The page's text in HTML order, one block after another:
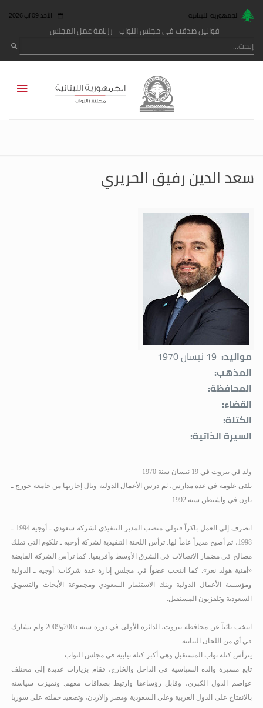
الجمهورية اللبنانية الأحد 09 آب 2026
قوانين صدقت في مجلس النواب رزنامة عمل المجلس
سعد الدين رفيق الحريري
مواليد: 19 نيسان 1970
المذهب:
المحافظة:
القضاء:
الكتلة:
السيرة الذاتية:
ولد في بيروت في 19 نيسان سنة 1970
تلقى علومه في عدة مدارس، ثم درس الأعمال الدولية ونال إجازتها من جامعة جورج ـ
تاون في واشنطن سنة 1992
انصرف إلى العمل باكراً فتولى منصب المدير التنفيذي لشركة سعودي ـ أوجيه 1994 ـ
1998، ثم أصبح مديراً عاماً لها. ترأس اللجنة التنفيذية لشركة أوجيه ـ تلكوم التي تملك
مصالح في مضمار الاتصالات في الشرق الأوسط وأفريقيا. كما ترأس الشركة القابضة
«أمنية هولد نغر». كما انتخب عضواً في مجلس إدارة عدة شركات: أوجيه ـ الدولية
ومؤسسة الأعمال الدولية وبنك الاستثمار السعودي ومجموعة الأبحاث والتسويق
السعودية وتلفزيون المستقبل.
انتخب نائباً عن محافظة بيروت، الدائرة الأولى في دورة سنة 2005و2009 ولم يشارك
في أي من اللجان النيابية.
يترأس كتلة نواب المستقبل وهي أكبر كتلة نيابية في مجلس النواب.
تابع مسيرة والده السياسية في الداخل والخارج، فقام بزيارات عديدة إلى مختلف
عواصم الدول الكبرى، وقابل رؤساءها وارتبط بصداقات معهم. وتميزت سياسته
بالانفتاح على الدول الغربية وعلى السعودية ومصر والاردن، وتصعيد حملته على سوريا